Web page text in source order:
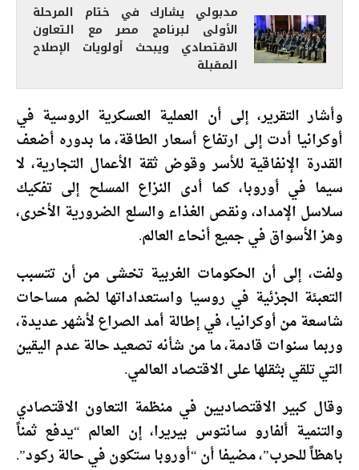
مدبولي يشارك في ختام المرحلة
الأولى لبرنامج مصر مع التعاون
الاقتصادي ويبحث أولويات الإصلاح
المقبلة
وأشار التقرير، إلى أن العملية العسكرية الروسية في
أوكرانيا أدت إلى ارتفاع أسعار الطاقة، ما بدوره أضعف
القدرة الإنفاقية للأسر وقوض ثقة الأعمال التجارية، لا
سيما في أوروبا، كما أدى النزاع المسلح إلى تفكيك
سلاسل الإمداد، ونقص الغذاء والسلع الضرورية الأخرى،
وهز الأسواق في جميع أنحاء العالم.
ولفت، إلى أن الحكومات الغربية تخشى من أن تتسبب
التعبئة الجزئية في روسيا واستعداداتها لضم مساحات
شاسعة من أوكرانيا، في إطالة أمد الصراع لأشهر عديدة،
وربما سنوات قادمة، ما من شأنه تصعيد حالة عدم اليقين
التي تلقي بثقلها على الاقتصاد العالمي.
وقال كبير الاقتصاديين في منظمة التعاون الاقتصادي
والتنمية ألفارو سانتوس بيريرا، إن العالم “يدفع ثمناً
باهظاً للحرب”، مضيفا أن “أوروبا ستكون في حالة ركود”.